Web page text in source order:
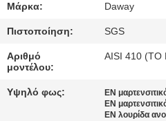
ΜΑΣ
ΕΛΆΤΕ
ΣΕ
ΕΠΑΦΉ
Μάρκα: Daway
Πιστοποίηση: SGS
Αριθμό
μοντέλου:
AISI 410 (ΤΟ
Υψηλό φως: EN
EN
EN λουρίδα